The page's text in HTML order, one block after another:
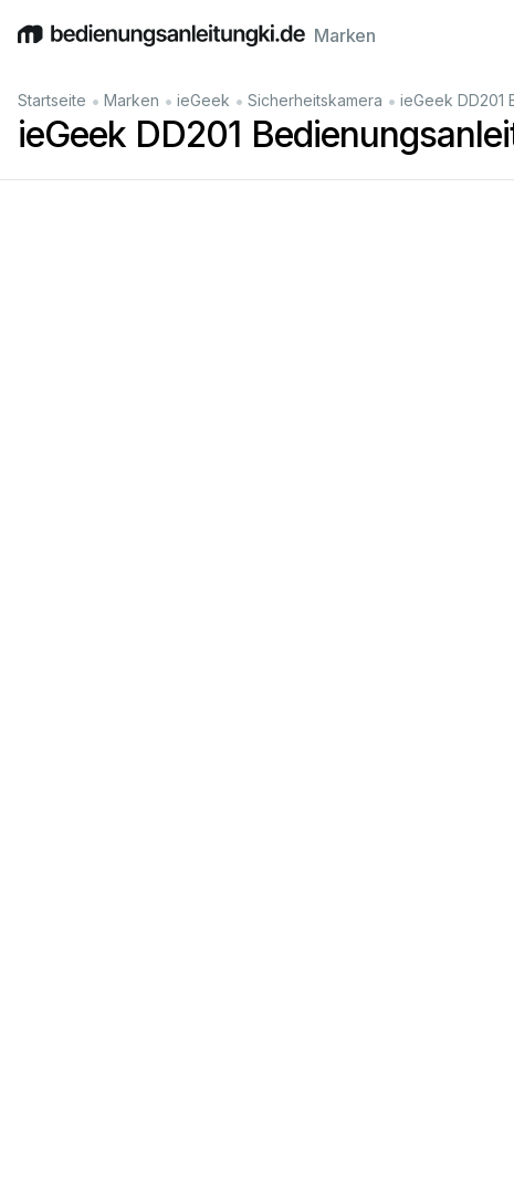
EnglishDeutschEspañolItalianoFrançais
Marken
Startseite • Marken • ieGeek • Sicherheitskamera • ieGeek DD201
ieGeek DD201